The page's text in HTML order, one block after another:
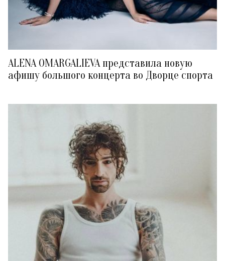
ALENA OMARGALIEVA представила новую
афишу большого концерта во Дворце спорта